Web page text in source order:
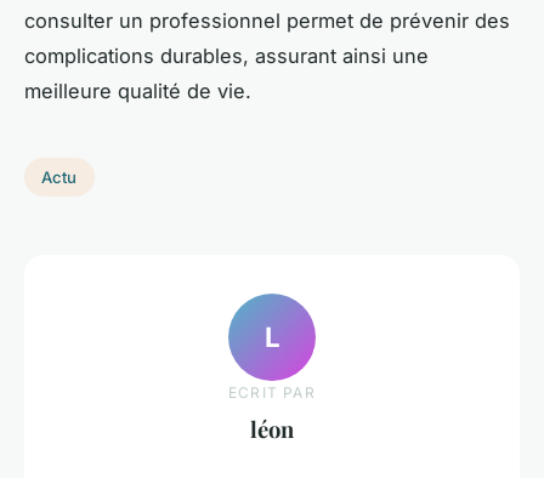
consulter un professionnel permet de prévenir des
complications durables, assurant ainsi une
meilleure qualité de vie.
Actu
L
ECRIT PAR
léon